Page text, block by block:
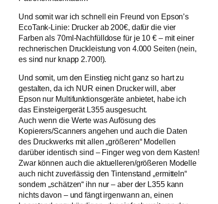
Und somit war ich schnell ein Freund von Epson’s
EcoTank-Linie: Drucker ab 200€, dafür die vier
Farben als 70ml-Nachfülldose für je 10 € – mit einer
rechnerischen Druckleistung von 4.000 Seiten (nein,
es sind nur knapp 2.700!).
Und somit, um den Einstieg nicht ganz so hart zu
gestalten, da ich NUR einen Drucker will, aber
Epson nur Multifunktionsgeräte anbietet, habe ich
das Einsteigergerät L355 ausgesucht.
Auch wenn die Werte was Aufösung des
Kopierers/Scanners angehen und auch die Daten
des Druckwerks mit allen „größeren“ Modellen
darüber identisch sind – Finger weg von dem Kasten!
Zwar können auch die aktuelleren/größeren Modelle
auch nicht zuverlässig den Tintenstand „ermitteln“
sondern „schätzen“ ihn nur – aber der L355 kann
nichts davon – und fängt irgenwann an, einen